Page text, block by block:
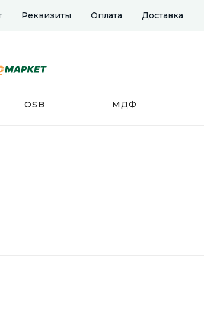
Реквизиты Оплата Доставка
OSB МДФ